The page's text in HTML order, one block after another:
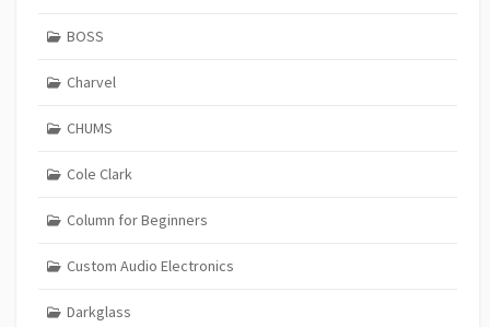
BOSS
Charvel
CHUMS
Cole Clark
Column for Beginners
Custom Audio Electronics
Darkglass